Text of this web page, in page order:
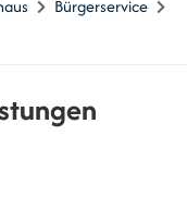
Bürgerservice